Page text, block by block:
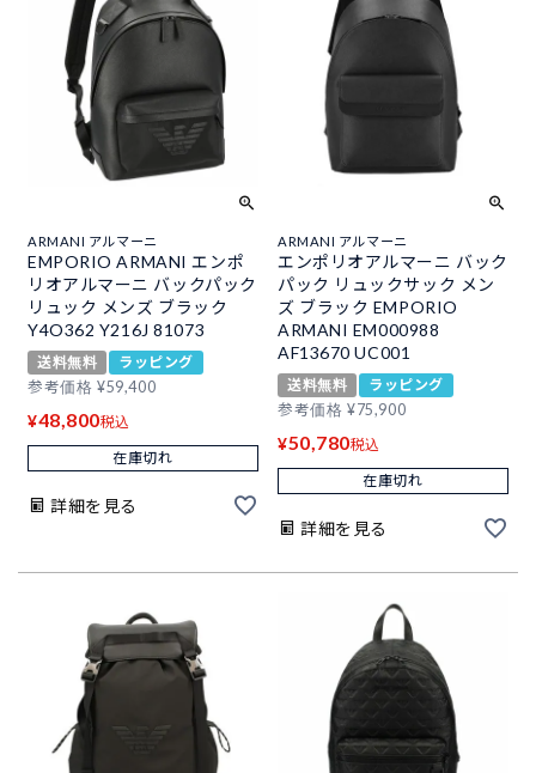
ARMANI アルマーニ
EMPORIO ARMANI エンポ
リオアルマーニ バックパック
リュック メンズ ブラック
Y4O362 Y216J 81073
送料無料
ラッピング
参考価格 ¥59,400
¥48,800税込
在庫切れ
詳細を見る
ARMANI アルマーニ
エンポリオアルマーニ バック
パック リュックサック メン
ズ ブラック EMPORIO
ARMANI EM000988
AF13670 UC001
送料無料
ラッピング
参考価格 ¥75,900
¥50,780税込
在庫切れ
詳細を見る